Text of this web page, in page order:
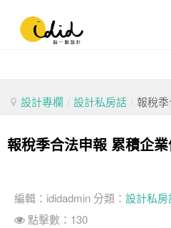
設計專欄 / 設計私房話 / 報稅
報稅季合法申報 累積企
編輯： ididadmin 分類： 設計私房
點擊數：130